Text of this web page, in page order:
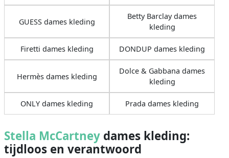
GUESS dames kleding
Betty Barclay dames
kleding
Firetti dames kleding DONDUP dames kleding
Hermès dames kleding
Dolce & Gabbana dames
kleding
ONLY dames kleding Prada dames kleding
Stella McCartney dames kleding:
tijdloos en verantwoord